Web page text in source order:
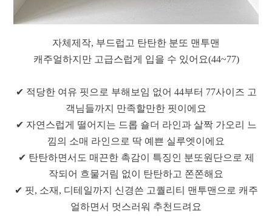
자체제작, 부드럽고 탄탄한 분또 맨투맨
캐주얼하지만 고급스럽게 입을 수 있어요(44~77)
✔ 적당한 여유 핏으로 부해보임 없어 44부터 77사이즈 고
객님들까지 만족할만한 핏이에요
✔ 자연스럽게 떨어지는 드롭 숄더 라인과 살짝 가오리 느
낌의 소매 라인으로 딱 예쁜 실루엣이에요
✔ 탄탄하면서도 매끈한 촉감이 특징인 분또원단으로 제
작되어 흐물거림 없이 탄탄하고 쫀쫀해요
✔ 핏, 소재, 디테일까지 신경쓴 고퀄리티 맨투맨으로 캐주
얼하면서 멋스러워 추천드려요